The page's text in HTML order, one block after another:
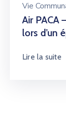
Vie
Air PACA
lors d’un
Lire la suite